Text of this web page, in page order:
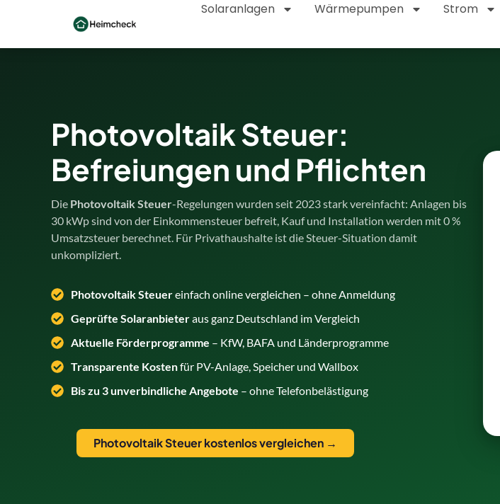
Solaranlagen Wärmepumpen Strom
Photovoltaik Steuer:
Befreiungen und Pflichten
Die Photovoltaik Steuer-Regelungen wurden seit 2023 stark vereinfacht: Anlagen bis
30 kWp sind von der Einkommensteuer befreit, Kauf und Installation werden mit 0 %
Umsatzsteuer berechnet. Für Privathaushalte ist die Steuer-Situation damit
unkompliziert.
Photovoltaik Steuereinfach online vergleichen – ohne Anmeldung
Geprüfte Solaranbieteraus ganz Deutschland im Vergleich
Aktuelle Förderprogramme – KfW, BAFA und Länderprogramme
Transparente Kostenfür PV-Anlage, Speicher und Wallbox
Bis zu 3 unverbindliche Angebote – ohne Telefonbelästigung
Photovoltaik Steuer kostenlos vergleichen →